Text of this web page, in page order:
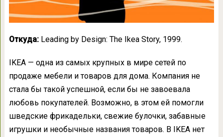
Откуда:Leading by Design: The Ikea Story, 1999.
IKEA — одна из самых крупных в мире сетей по
продаже мебели и товаров для дома. Компания не
стала бы такой успешной, если бы не завоевала
любовь покупателей. Возможно, в этом ей помогли
шведские фрикадельки, свежие булочки, забавные
игрушки и необычные названия товаров. В IKEA нет